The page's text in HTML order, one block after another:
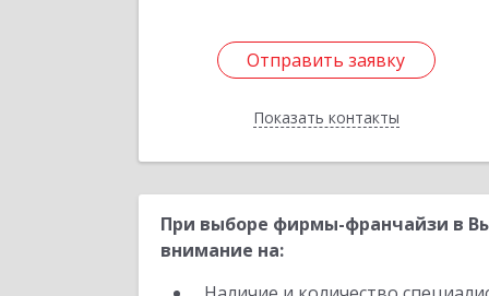
Отправить заявку
Показать контакты
Отправить заявку
Назад
При выборе фирмы-франчайзи в
внимание на: